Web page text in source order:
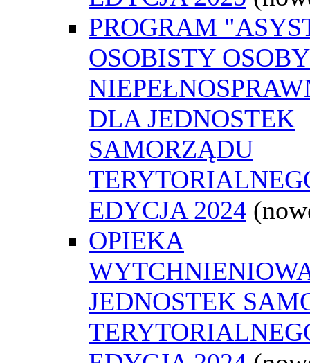
PROGRAM
OSOBISTY
DLA JEDNOSTEK
SAMORZĄDU
EDYCJA 2024
OPIEKA
JEDNOSTEK